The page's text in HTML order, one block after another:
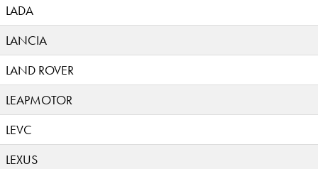
LADA
LANCIA
LAND ROVER
LEAPMOTOR
LEVC
LEXUS